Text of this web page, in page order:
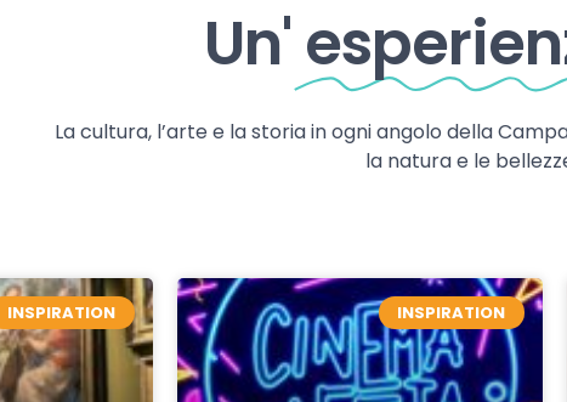
Un'
La cultura, l’arte e la storia in ogni angolo della
la natura e le
INSPIRATION INSPIRATION